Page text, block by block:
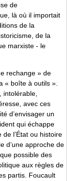
de
là où il importait
de la
de la
marxiste - le
rechange » de
« boîte à outils ».
intolérable,
avec ces
d’envisager un
qui échappe
l’État ou histoire
d’une approche de
possible des
aux règles de
partis. Foucault